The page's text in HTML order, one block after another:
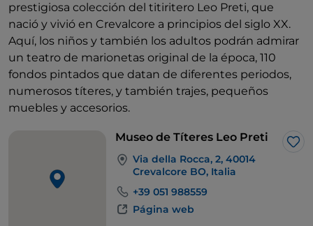
prestigiosa colección del titiritero Leo Preti, que
nació y vivió en Crevalcore a principios del siglo XX.
Aquí, los niños y también los adultos podrán admirar
un teatro de marionetas original de la época, 110
fondos pintados que datan de diferentes periodos,
numerosos títeres, y también trajes, pequeños
muebles y accesorios.
Museo de Títeres Leo Preti
Me
Via della Rocca, 2, 40014
Crevalcore BO, Italia
+39 051 988559
Página web